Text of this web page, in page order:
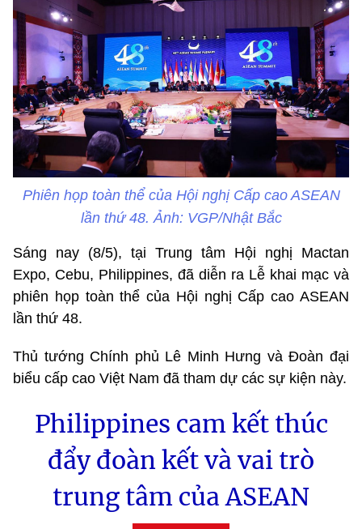
Phiên họp toàn thể của Hội nghị Cấp cao ASEAN
lần thứ 48. Ảnh: VGP/Nhật Bắc
Sáng nay (8/5), tại Trung tâm Hội nghị Mactan
Expo, Cebu, Philippines, đã diễn ra Lễ khai mạc và
phiên họp toàn thể của Hội nghị Cấp cao ASEAN
lần thứ 48.
Thủ tướng Chính phủ Lê Minh Hưng và Đoàn đại
biểu cấp cao Việt Nam đã tham dự các sự kiện này.
Philippines cam kết thúc
đẩy đoàn kết và vai trò
trung tâm của ASEAN